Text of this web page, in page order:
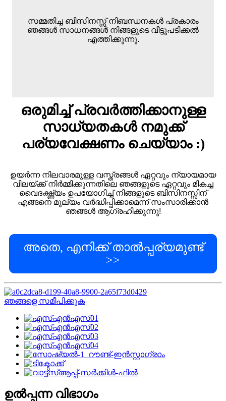
സമ്മതിച്ച ബിസിനസ്സ് നിബന്ധനകൾ പ്രകാരം
ഞങ്ങൾ സാധനങ്ങൾ നിങ്ങളുടെ വീട്ടുപടിക്കൽ
എത്തിക്കുന്നു.
ഒരുമിച്ച് പ്രവർത്തിക്കാനുള്ള
സാധ്യതകൾ നമുക്ക്
പര്യവേക്ഷണം ചെയ്യാം :)
ഉയർന്ന നിലവാരമുള്ള വസ്ത്രങ്ങൾ ഏറ്റവും ന്യായമായ
വിലയ്ക്ക് നിർമ്മിക്കുന്നതിലെ ഞങ്ങളുടെ ഏറ്റവും മികച്ച
വൈദഗ്ദ്ധ്യം ഉപയോഗിച്ച് നിങ്ങളുടെ ബിസിനസ്സിന്
എങ്ങനെ മൂല്യം വർദ്ധിപ്പിക്കാമെന്ന് സംസാരിക്കാൻ
ഞങ്ങൾ ആഗ്രഹിക്കുന്നു!
അതെ, എനിക്ക് താൽപ്പര്യമുണ്ട്
>>
ഞങ്ങളെ സമീപിക്കുക
ഉൽപ്പന്ന വിഭാഗം